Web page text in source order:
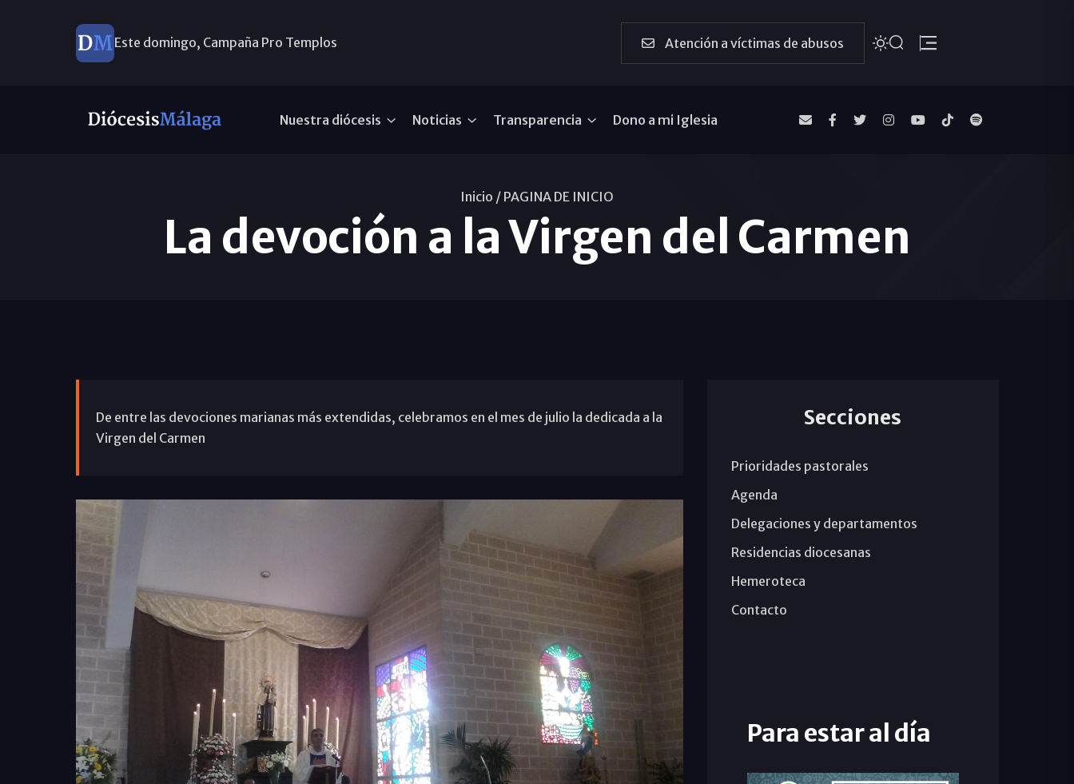
Este domingo, Campaña Pro Templos Atención a víctimas de abusos
Nuestra diócesis Noticias Transparencia Dono a mi Iglesia
Inicio / PAGINA DE INICIO
La devoción a la Virgen del Carmen
De entre las devociones marianas más extendidas, celebramos en el mes de julio la dedicada a la
Virgen del Carmen
Secciones
Prioridades pastorales
Agenda
Delegaciones y departamentos
Residencias diocesanas
Hemeroteca
Contacto
Para estar al día